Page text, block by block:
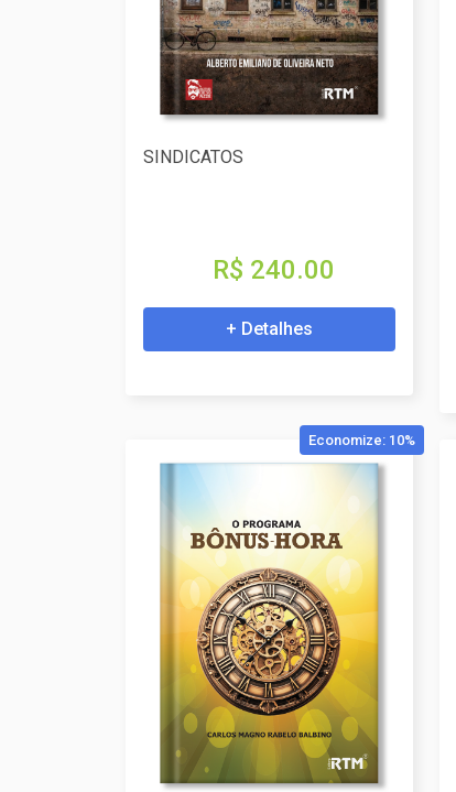
SINDICATOS
R$ 240.00
+ Detalhes
Economize: 10%